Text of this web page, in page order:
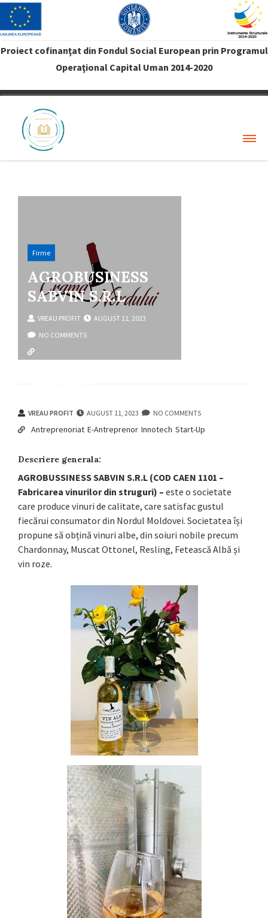
Proiect cofinanţat din Fondul Social European prin Programul
Operaţional Capital Uman 2014-2020
VREAU PROFIT
Firme
AGROBUSINESS
SABVIN S.R.L
VREAU PROFIT
AUGUST 11, 2023
NO COMMENTS
VREAU PROFIT AUGUST 11, 2023 NO COMMENTS
Antreprenoriat E-Antreprenor Innotech Start-Up
Descriere generala:
AGROBUSSINESS SABVIN S.R.L (COD CAEN 1101 –
Fabricarea vinurilor din struguri) – este o societate
care produce vinuri de calitate, care satisfac gustul
fiecărui consumator din Nordul Moldovei. Societatea își
propune să obțină vinuri albe, din soiuri nobile precum
Chardonnay, Muscat Ottonel, Resling, Fetească Albă și
vin roze.